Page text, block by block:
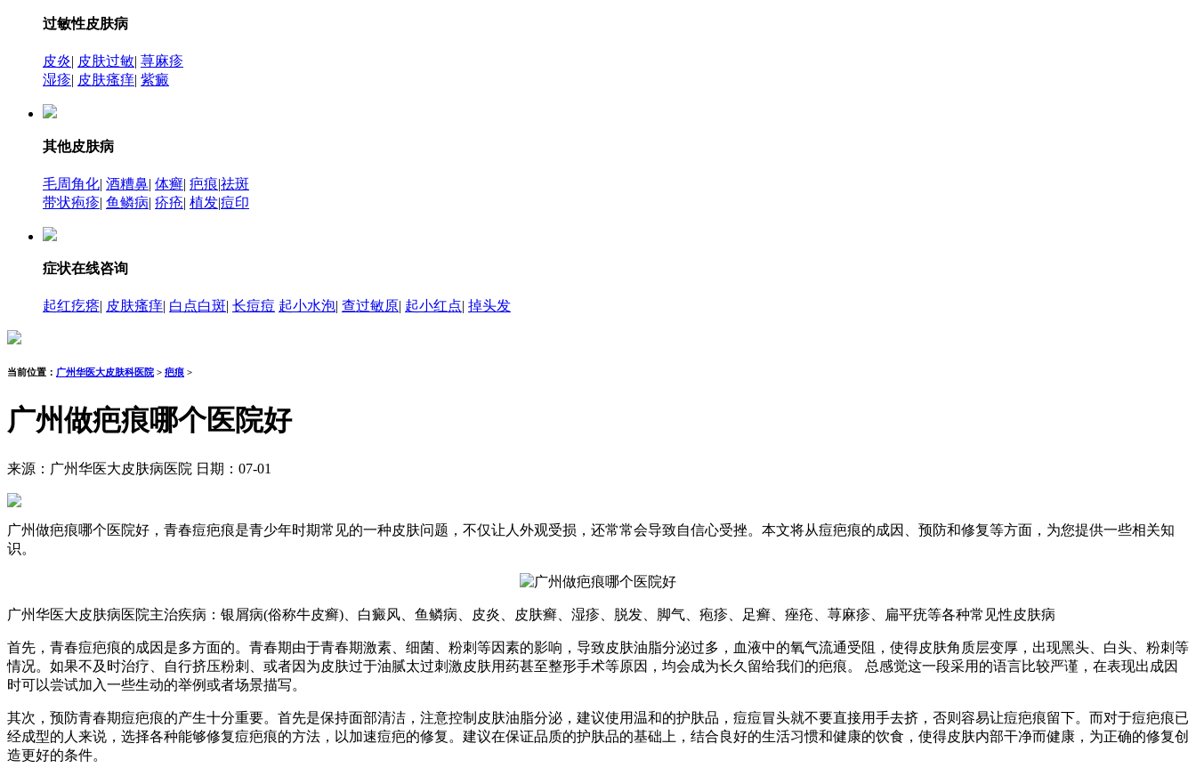
过敏性皮肤病
皮炎| 皮肤过敏| 荨麻疹
湿疹| 皮肤瘙痒| 紫癜
其他皮肤病
毛周角化| 酒糟鼻| 体癣| 疤痕|祛斑
带状疱疹| 鱼鳞病| 疥疮| 植发|痘印
症状在线咨询
起红疙瘩| 皮肤瘙痒| 白点白斑| 长痘痘 起小水泡| 查过敏原| 起小红点| 掉头发
当前位置： 广州华医大皮肤科医院 > 疤痕 >
广州做疤痕哪个医院好
来源：广州华医大皮肤病医院 日期：07-01
广州做疤痕哪个医院好，青春痘疤痕是青少年时期常见的一种皮肤问题，不仅让人外观受损，还常常会导致自信心受挫。本文将从痘疤痕的成因、预防和修复等方面，为您提供一些相关知
识。
广州华医大皮肤病医院主治疾病：银屑病(俗称牛皮癣)、白癜风、鱼鳞病、皮炎、皮肤癣、湿疹、脱发、脚气、疱疹、足癣、痤疮、荨麻疹、扁平疣等各种常见性皮肤病
首先，青春痘疤痕的成因是多方面的。青春期由于青春期激素、细菌、粉刺等因素的影响，导致皮肤油脂分泌过多，血液中的氧气流通受阻，使得皮肤角质层变厚，出现黑头、白头、粉刺等
情况。如果不及时治疗、自行挤压粉刺、或者因为皮肤过于油腻太过刺激皮肤用药甚至整形手术等原因，均会成为长久留给我们的疤痕。 总感觉这一段采用的语言比较严谨，在表现出成因
时可以尝试加入一些生动的举例或者场景描写。
其次，预防青春期痘疤痕的产生十分重要。首先是保持面部清洁，注意控制皮肤油脂分泌，建议使用温和的护肤品，痘痘冒头就不要直接用手去挤，否则容易让痘疤痕留下。而对于痘疤痕已
经成型的人来说，选择各种能够修复痘疤痕的方法，以加速痘疤的修复。建议在保证品质的护肤品的基础上，结合良好的生活习惯和健康的饮食，使得皮肤内部干净而健康，为正确的修复创
造更好的条件。